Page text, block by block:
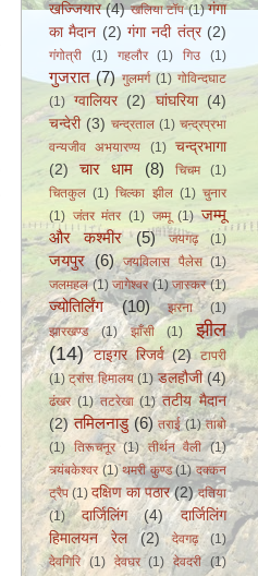
खज्जियार (4) खलिया टॉप (1) गंगा
का मैदान (2) गंगा नदी तंत्र (2)
गंगोत्री (1) गहलौर (1) गिउ (1)
गुजरात (7) गुलमर्ग (1) गोविन्दघाट
(1) ग्वालियर (2) घांघरिया
(4)
चन्देरी (3) चन्द्रताल (1) चन्द्रप्रभा
वन्यजीव अभयारण्य
(1) चन्द्रभागा
(2)
चार धाम (8) चिचम
(1)
चितकुल (1) चिल्का झील (1) चुनार
(1) जंतर मंतर (1) जम्मू (1) जम्मू
और कश्मीर
(5) जयगढ़ (1)
जयपुर (6) जयविलास पैलेस (1)
जलमहल (1) जागेश्वर (1) जास्कर (1)
ज्योतिर्लिंग (10) झरना
(1)
झारखण्ड
(1) झाँसी (1)
झील
(14) टाइगर रिजर्व (2) टापरी
(1) ट्रांस हिमालय (1) डलहौजी (4)
ढंखर (1) तटरेखा (1) तटीय मैदान
(2) तमिलनाडु (6) तराई (1) ताबो
(1) तिरूचनूर (1) तीर्थन वैली (1)
त्र्यंबकेश्वर (1) थमरी कुण्ड (1) दक्कन
ट्रैप (1) दक्षिण का पठार (2) दतिया
(1)
दार्जिलिंग (4)
दार्जिलिंग
हिमालयन रेल
(2) देवगढ़
(1)
देवगिरि (1) देवघर (1) देवदरी (1)